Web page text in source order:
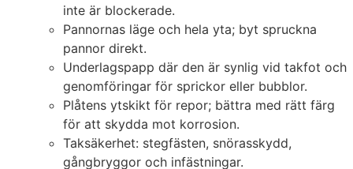
inte är blockerade.
Pannornas läge och hela yta; byt spruckna
pannor direkt.
Underlagspapp där den är synlig vid takfot och
genomföringar för sprickor eller bubblor.
Plåtens ytskikt för repor; bättra med rätt färg
för att skydda mot korrosion.
Taksäkerhet: stegfästen, snörasskydd,
gångbryggor och infästningar.